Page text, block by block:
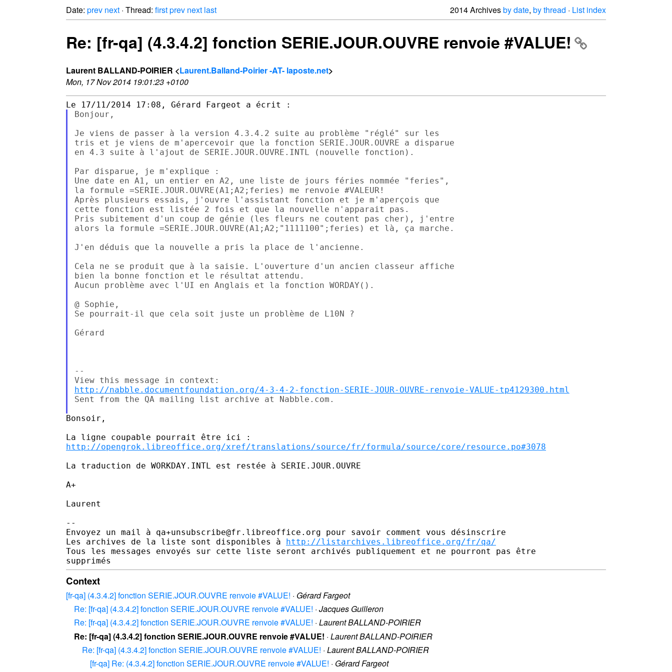
Date: prev next · Thread: firstprev next last 2014 Archivesby date, by thread · List index
Re: [fr-qa] (4.3.4.2] fonction SERIE.JOUR.OUVRE renvoie #VALUE!
Laurent BALLAND-POIRIER <Laurent.Balland-Poirier -AT- laposte.net>
Mon, 17 Nov 2014 19:01:23 +0100
Bonjour,
Je viens de passer à la version 4.3.4.2 suite au problème "réglé" sur les
tris et je viens de m'apercevoir que la fonction SERIE.JOUR.OUVRE a disparue
en 4.3 suite à l'ajout de SERIE.JOUR.OUVRE.INTL (nouvelle fonction).
Par disparue, je m'explique :
Une date en A1, un entier en A2, une liste de jours féries nommée "feries",
la formule =SERIE.JOUR.OUVRE(A1;A2;feries) me renvoie #VALEUR!
Après plusieurs essais, j'ouvre l'assistant fonction et je m'aperçois que
cette fonction est listée 2 fois et que la nouvelle n'apparait pas.
Pris subitement d'un coup de génie (les fleurs ne coutent pas cher), j'entre
alors la formule =SERIE.JOUR.OUVRE(A1;A2;"1111100";feries) et là, ça marche.
J'en déduis que la nouvelle a pris la place de l'ancienne.
Cela ne se produit que à la saisie. L'ouverture d'un ancien classeur affiche
bien la bonne fonction et le résultat attendu.
Aucun problème avec l'UI en Anglais et la fonction WORDAY().
@ Sophie,
Se pourrait-il que cela soit juste un problème de L10N ?
Gérard
--
http://nabble.documentfoundation.org/4-3-4-2-fonction-SERIE-JOUR-OUVRE-renvoie-VALUE-tp4129300.html
Sent from the QA mailing list archive at Nabble.com.
Bonsoir,
http://opengrok.libreoffice.org/xref/translations/source/fr/formula/source/core/resource.po#3078
La traduction de WORKDAY.INTL est restée à SERIE.JOUR.OUVRE
A+
Laurent
--
Envoyez un mail à qa+unsubscribe@fr.libreoffice.org pour savoir comment vous désinscrire
Les archives de la liste sont disponibles à http://listarchives.libreoffice.org/fr/qa/
Tous les messages envoyés sur cette liste seront archivés publiquement et ne pourront pas être
Context
[fr-qa] (4.3.4.2] fonction SERIE.JOUR.OUVRE renvoie #VALUE! · Gérard Fargeot
Re: [fr-qa] (4.3.4.2] fonction SERIE.JOUR.OUVRE renvoie #VALUE! · Jacques Guilleron
Re: [fr-qa] (4.3.4.2] fonction SERIE.JOUR.OUVRE renvoie #VALUE! · Laurent BALLAND-POIRIER
Re: [fr-qa] (4.3.4.2] fonction SERIE.JOUR.OUVRE renvoie #VALUE! · Laurent BALLAND-POIRIER
Re: [fr-qa] (4.3.4.2] fonction SERIE.JOUR.OUVRE renvoie #VALUE! · Laurent BALLAND-POIRIER
[fr-qa] Re: (4.3.4.2] fonction SERIE.JOUR.OUVRE renvoie #VALUE! · Gérard Fargeot